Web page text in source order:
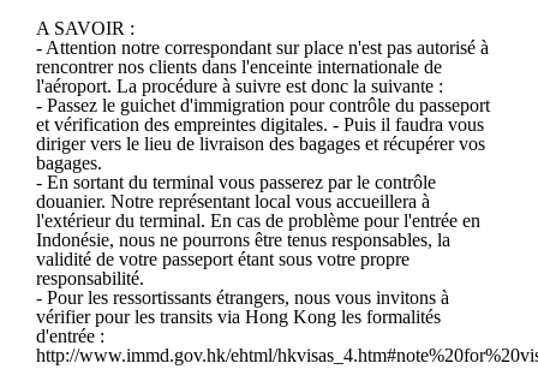
A SAVOIR :
- Attention notre correspondant sur place n'est pas autorisé à
rencontrer nos clients dans l'enceinte internationale de
l'aéroport. La procédure à suivre est donc la suivante :
- Passez le guichet d'immigration pour contrôle du passeport
et vérification des empreintes digitales. - Puis il faudra vous
diriger vers le lieu de livraison des bagages et récupérer vos
bagages.
- En sortant du terminal vous passerez par le contrôle
douanier. Notre représentant local vous accueillera à
l'extérieur du terminal. En cas de problème pour l'entrée en
Indonésie, nous ne pourrons être tenus responsables, la
validité de votre passeport étant sous votre propre
responsabilité.
- Pour les ressortissants étrangers, nous vous invitons à
vérifier pour les transits via Hong Kong les formalités
d'entrée :
http://www.immd.gov.hk/ehtml/